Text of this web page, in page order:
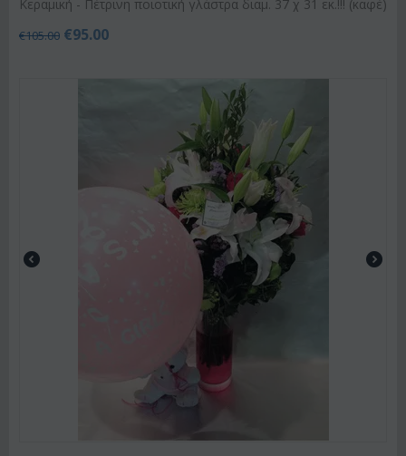
Κεραμική - Πέτρινη ποιοτική γλάστρα διαμ. 37 χ 31 εκ.!!! (καφέ)
€105.00 €95.00